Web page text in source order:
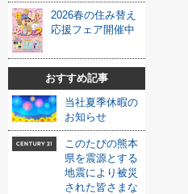
2026春の住み替え
応援フェア開催中
おすすめ記事
当社夏季休暇の
お知らせ
このたびの熊本
県を震源とする
地震により被災
された皆さまな